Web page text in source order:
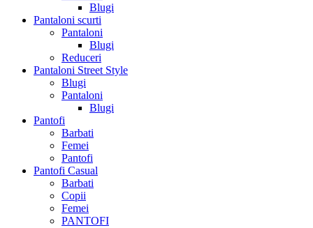
Blugi
Pantaloni scurti
Pantaloni
Blugi
Reduceri
Pantaloni Street Style
Blugi
Pantaloni
Blugi
Pantofi
Barbati
Femei
Pantofi
Pantofi Casual
Barbati
Copii
Femei
PANTOFI